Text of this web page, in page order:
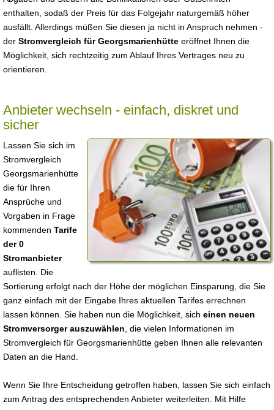
enthalten, sodaß der Preis für das Folgejahr naturgemäß höher
ausfällt. Allerdings müßen Sie diesen ja nicht in Anspruch nehmen -
der Stromvergleich für Georgsmarienhütte eröffnet Ihnen die
Möglichkeit, sich rechtzeitig zum Ablauf Ihres Vertrages neu zu
orientieren.
Anbieter wechseln - einfach, diskret und
sicher
Lassen Sie sich im
Stromvergleich
Georgsmarienhütte
die für Ihren
Ansprüche und
Vorgaben in Frage
kommenden Tarife
der 0
Stromanbieter
auflisten. Die
Sortierung erfolgt nach der Höhe der möglichen Einsparung, die Sie
ganz einfach mit der Eingabe Ihres aktuellen Tarifes errechnen
lassen können. Sie haben nun die Möglichkeit, sich einen neuen
Stromversorger auszuwählen , die vielen Informationen im
Stromvergleich für Georgsmarienhütte geben Ihnen alle relevanten
Daten an die Hand.
Wenn Sie Ihre Entscheidung getroffen haben, lassen Sie sich einfach
zum Antrag des entsprechenden Anbieter weiterleiten. Mit Hilfe